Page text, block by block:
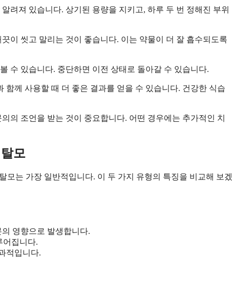
려져 있습니다. 상기된 용량을 지키고, 하루 두 번 정해진 부위
이 씻고 말리는 것이 좋습니다. 이는 약물이 더 잘 흡수되도록
수 있습니다. 중단하면 이전 상태로 돌아갈 수 있습니다.
함께 사용할 때 더 좋은 결과를 얻을 수 있습니다. 건강한 식습
의 조언을 받는 것이 중요합니다. 어떤 경우에는 추가적인 치
모
모는 가장 일반적입니다. 이 두 가지 유형의 특징을 비교해 보겠
영향으로 발생합니다.
어집니다.
적입니다.